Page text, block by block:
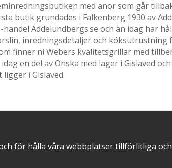
med anor som går
butik grundades i Falkenberg 1930 av
handel Addelundbergs.se och än idag har
inredningsdetaljer och köksutrustning
finner ni Webers kvalitetsgrillar med
en del av Önska med lager i Gislaved
i Gislaved.
för hålla våra webbplatser tillförlitliga